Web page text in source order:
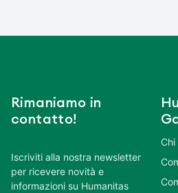
Rimaniamo in
contatto!
Iscriviti alla nostra newsletter
per ricevere novità e
informazioni su Humanitas
Chi